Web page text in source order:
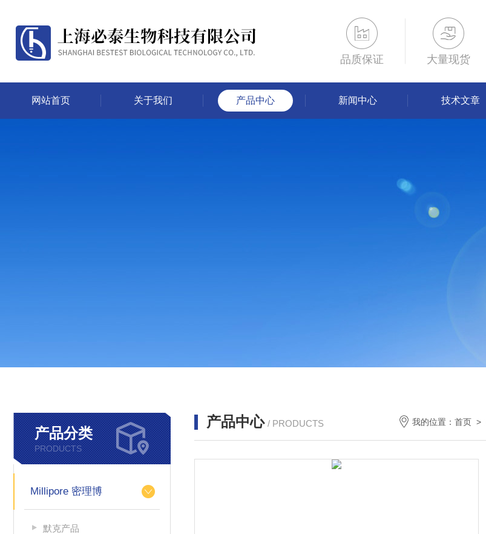
品质保证 大量现货
网站首页 关于我们 产品中心 新闻中心 技术文章
产品分类
PRODUCTS
Millipore 密理博
默克产品
产品中心 / PRODUCTS 我的位置： 首页 >